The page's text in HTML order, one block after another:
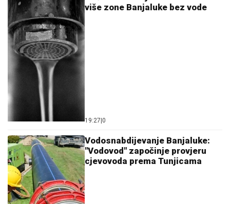
više zone Banjaluke bez vode
19:27 0
Vodosnabdijevanje Banjaluke:
"Vodovod" započinje provjeru
cjevovoda prema Tunjicama